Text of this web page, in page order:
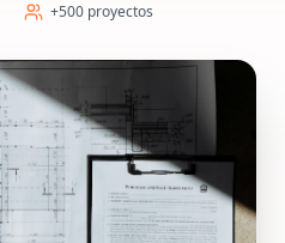
+500 proyectos